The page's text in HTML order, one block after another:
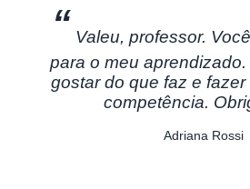
“ Valeu, professor.
para o meu
gostar do que faz e
competência.
Adriana Rossi